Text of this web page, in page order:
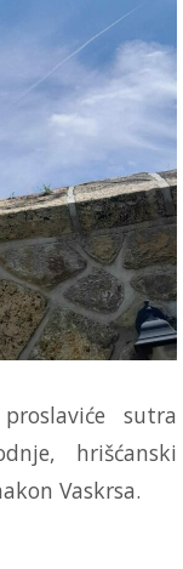
sutra
hrišćanski
Vaskrsa.